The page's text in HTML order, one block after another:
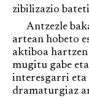
zibilizazio
Antzezle
artean hobeto
aktiboa
mugitu gabe
interesgarri eta
dramaturgiaz